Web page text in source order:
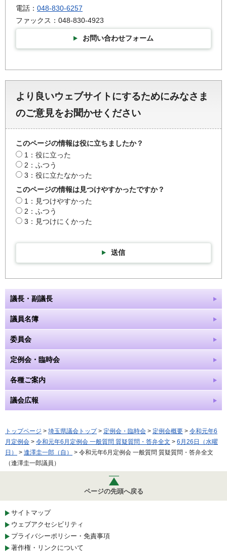
電話： 048-830-6257
ファックス：048-830-4923
お問い合わせフォーム
より良いウェブサイトにするためにみなさま
のご意見をお聞かせください
このページの情報は役に立ちましたか？
1：役に立った
2：ふつう
3：役に立たなかった
このページの情報は見つけやすかったですか？
1：見つけやすかった
2：ふつう
3：見つけにくかった
送信
議長・副議長
議員名簿
委員会
定例会・臨時会
各種ご案内
議会広報
トップページ > 埼玉県議会トップ> 定例会・臨時会 > 定例会概要 > 令和元年6
月定例会 > 令和元年6月定例会 一般質問 質疑質問・答弁全文 > 6月26日（水曜
日）
> 逢澤圭一郎（自）
> 令和元年6月定例会 一般質問 質疑質問・答弁全文
（逢澤圭一郎議員）
ページの先頭へ戻る
サイトマップ
ウェブアクセシビリティ
プライバシーポリシー・免責事項
著作権・リンクについて